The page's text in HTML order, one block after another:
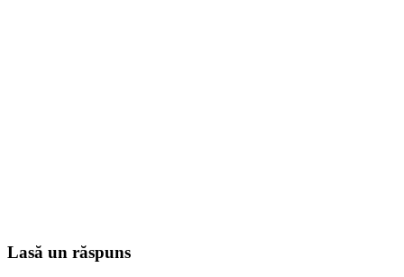
Lasă un răspuns